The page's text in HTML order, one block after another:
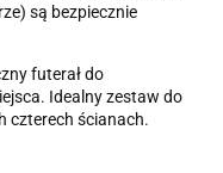
są bezpiecznie
futerał do
Idealny zestaw do
czterech ścianach.